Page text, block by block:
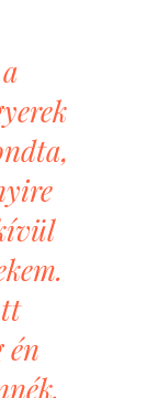
én